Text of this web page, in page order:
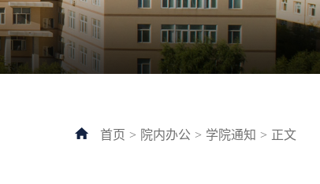
首页 > 院内办公 > 学院通知 > 正文